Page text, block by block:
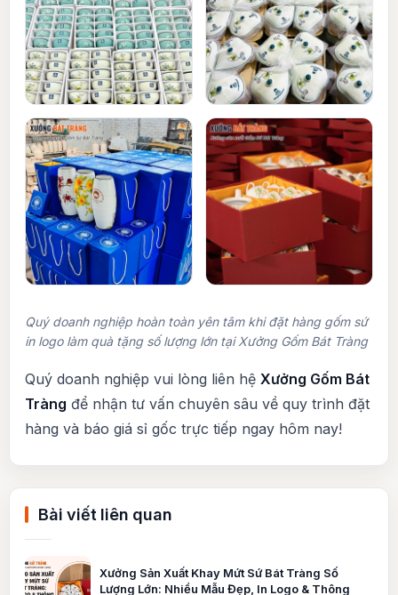
Quý doanh nghiệp hoàn toàn yên tâm khi đặt hàng gốm sứ
in logo làm quà tặng số lượng lớn tại Xưởng Gốm Bát Tràng
Quý doanh nghiệp vui lòng liên hệ Xưởng Gốm Bát
Tràng để nhận tư vấn chuyên sâu về quy trình đặt
hàng và báo giá sỉ gốc trực tiếp ngay hôm nay!
Bài viết liên quan
Xưởng Sản Xuất Khay Mứt Sứ Bát Tràng Số
Lượng Lớn: Nhiều Mẫu Đẹp, In Logo & Thông